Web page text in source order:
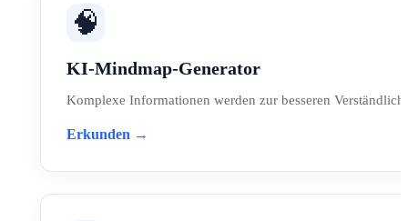
🧠
KI-Mindmap-Generator
Komplexe Informationen werden zur besseren
Erkunden →